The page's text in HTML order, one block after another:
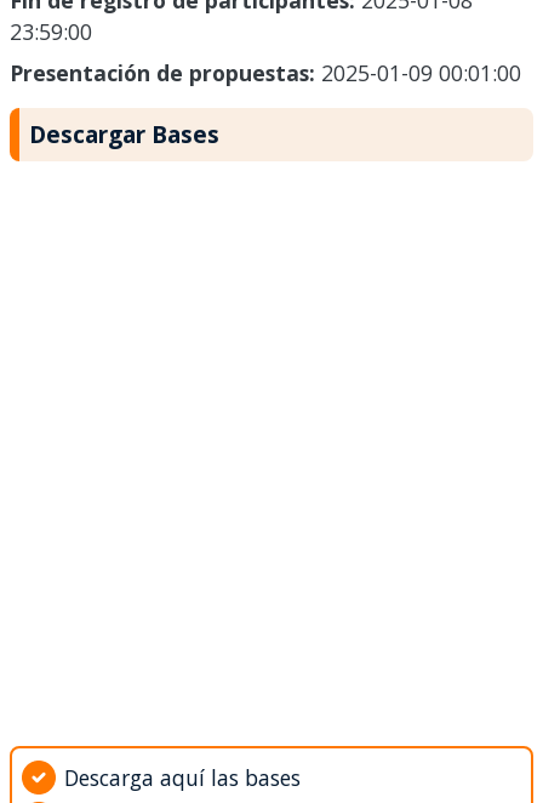
23:59:00
Presentación de propuestas: 2025-01-09 00:01:00
Descargar Bases
Descarga aquí las bases